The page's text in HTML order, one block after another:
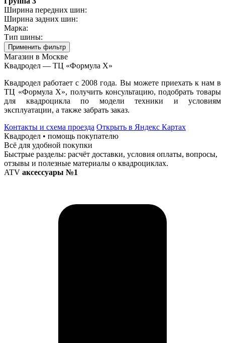
Ширина передних шин:
Ширина задних шин:
Марка:
Тип шины:
Применить фильтр
Магазин в Москве
Квадродел — ТЦ «Формула Х»
Квадродел работает с 2008 года. Вы можете приехать к нам в
ТЦ «Формула Х», получить консультацию, подобрать товары
для квадроцикла по модели техники и условиям
эксплуатации, а также забрать заказ.
Контакты и схема проезда Открыть в Яндекс Картах
Квадродел • помощь покупателю
Всё для удобной покупки
Быстрые разделы: расчёт доставки, условия оплаты, вопросы,
отзывы и полезные материалы о квадроциклах.
ATV аксессуары №1